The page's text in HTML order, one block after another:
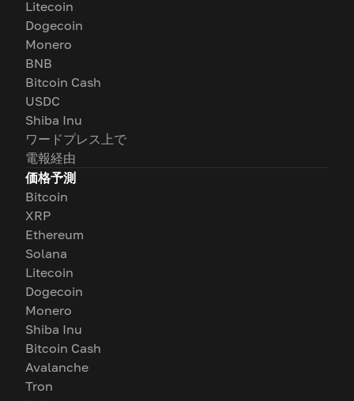
Litecoin
Dogecoin
Monero
BNB
Bitcoin Cash
USDC
Shiba Inu
ワードプレス上で
電報経由
価格予測
Bitcoin
XRP
Ethereum
Solana
Litecoin
Dogecoin
Monero
Shiba Inu
Bitcoin Cash
Avalanche
Tron